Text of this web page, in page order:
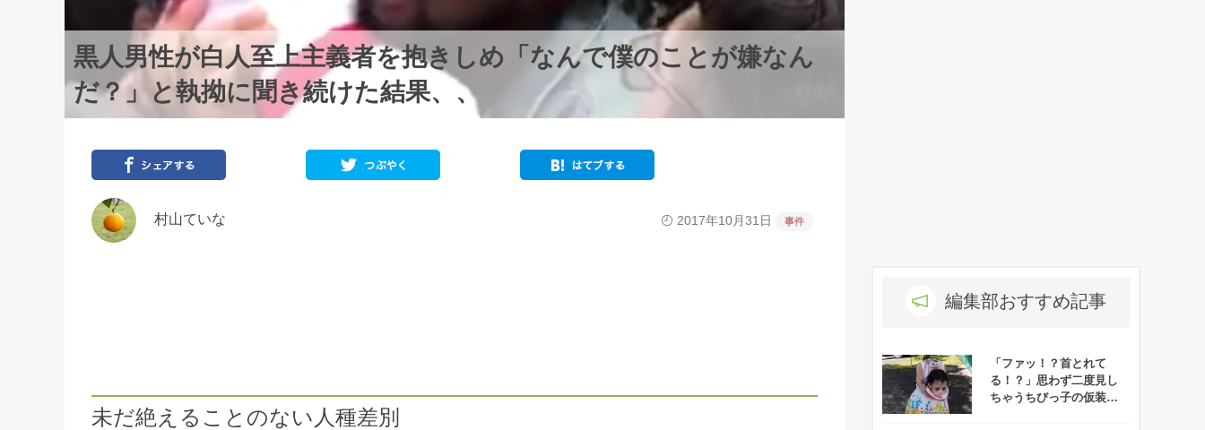
黒人男性が白人至上主義者を抱きしめ「なんで僕のことが嫌なん
だ？」と執拗に聞き続けた結果、、
村山ていな 2017年10月31日 事件
未だ絶えることのない人種差別
編集部おすすめ記事
「ファッ！？首とれて
る！？」思わず二度見し
ちゃうちびっ子の仮装が